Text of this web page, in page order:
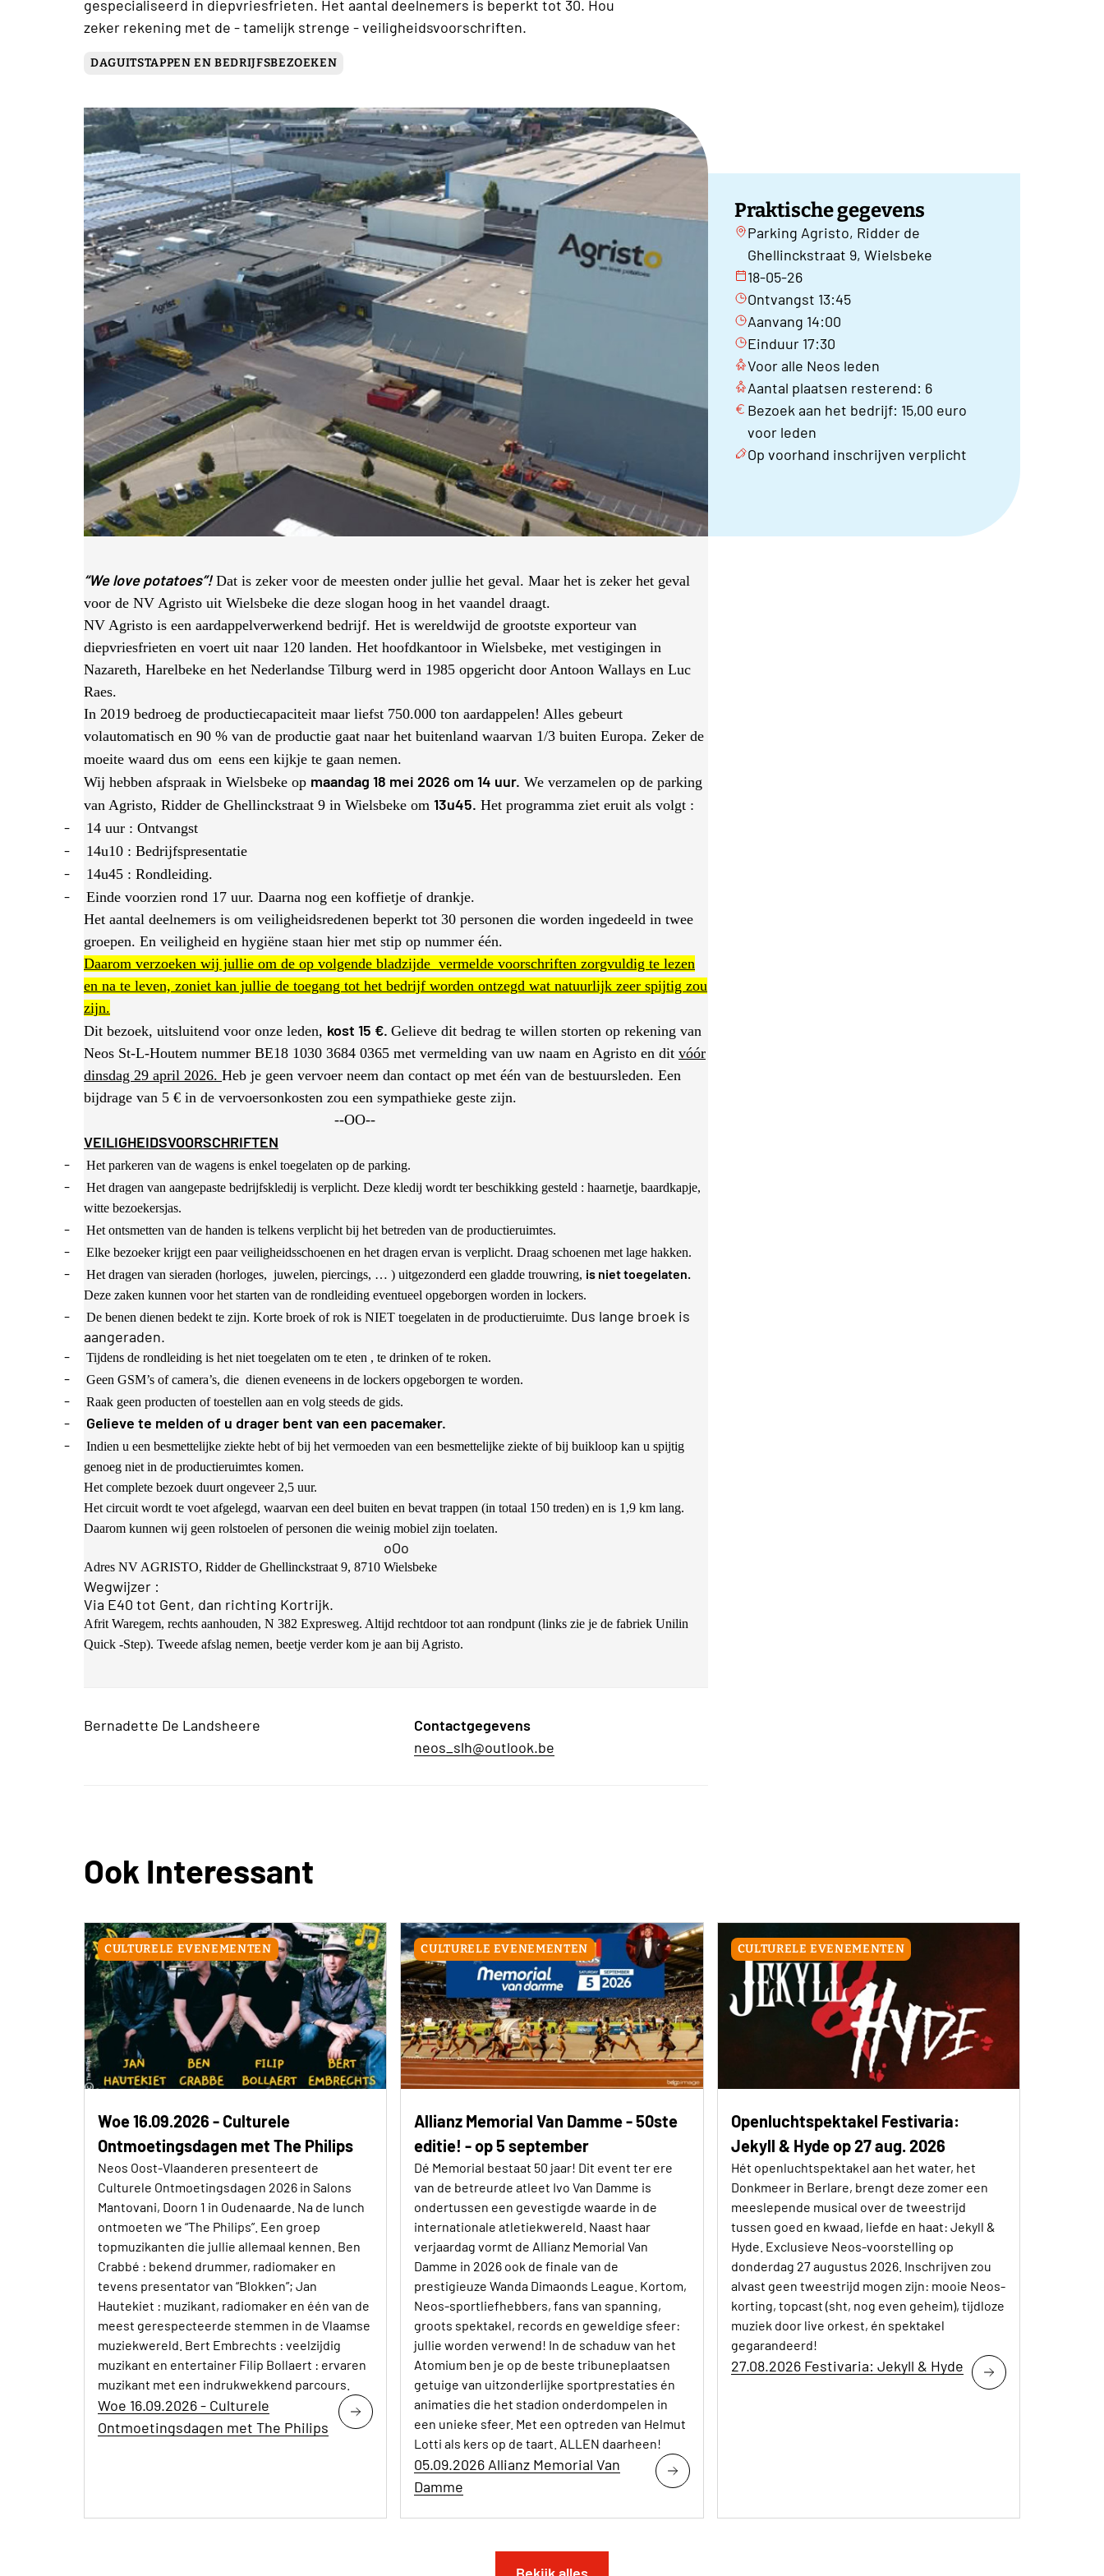
gespecialiseerd in diepvriesfrieten. Het aantal deelnemers is beperkt tot 30. Hou
zeker rekening met de - tamelijk strenge - veiligheidsvoorschriften.
DAGUITSTAPPEN EN BEDRIJFSBEZOEKEN
Praktische gegevens
Parking Agristo, Ridder de
Ghellinckstraat 9, Wielsbeke
18-05-26
Ontvangst 13:45
Aanvang 14:00
Einduur 17:30
Voor alle Neos leden
Aantal plaatsen resterend: 6
Bezoek aan het bedrijf: 15,00 euro
voor leden
Op voorhand inschrijven verplicht
“We love potatoes”!Dat is zeker voor de meesten onder jullie het geval. Maar het is zeker het geval
voor de NV Agristo uit Wielsbeke die deze slogan hoog in het vaandel draagt.
NV Agristo is een aardappelverwerkend bedrijf. Het is wereldwijd de grootste exporteur van
diepvriesfrieten en voert uit naar 120 landen. Het hoofdkantoor in Wielsbeke, met vestigingen in
Nazareth, Harelbeke en het Nederlandse Tilburg werd in 1985 opgericht door Antoon Wallays en Luc
Raes.
In 2019 bedroeg de productiecapaciteit maar liefst 750.000 ton aardappelen! Alles gebeurt
volautomatisch en 90 % van de productie gaat naar het buitenland waarvan 1/3 buiten Europa. Zeker de
moeite waard dus om eens een kijkje te gaan nemen.
Wij hebben afspraak in Wielsbeke op maandag 18 mei 2026 om 14 uur. We verzamelen op de parking
van Agristo, Ridder de Ghellinckstraat 9 in Wielsbeke om 13u45. Het programma ziet eruit als volgt :
- 14 uur : Ontvangst
- 14u10 : Bedrijfspresentatie
- 14u45 : Rondleiding.
-
Einde voorzien rond 17 uur. Daarna nog een koffietje of drankje.
Het aantal deelnemers is om veiligheidsredenen beperkt tot 30 personen die worden ingedeeld in twee
groepen. En veiligheid en hygiëne staan hier met stip op nummer één.
Daarom verzoeken wij jullie om de op volgende bladzijde vermelde voorschriften zorgvuldig te lezen
en na te leven, zoniet kan jullie de toegang tot het bedrijf worden ontzegd wat natuurlijk zeer spijtig zou
zijn.
Dit bezoek, uitsluitend voor onze leden, kost 15 €. Gelieve dit bedrag te willen storten op rekening van
Neos St-L-Houtem nummer BE18 1030 3684 0365 met vermelding van uw naam en Agristo en dit vóór
dinsdag 29 april 2026. Heb je geen vervoer neem dan contact op met één van de bestuursleden. Een
bijdrage van 5 € in de vervoersonkosten zou een sympathieke geste zijn.
--OO--
VEILIGHEIDSVOORSCHRIFTEN
-
Het parkeren van de wagens is enkel toegelaten op de parking.
-
Het dragen van aangepaste bedrijfskledij is verplicht. Deze kledij wordt ter beschikking gesteld : haarnetje, baardkapje,
witte bezoekersjas.
- Het ontsmetten van de handen is telkens verplicht bij het betreden van de productieruimtes.
- Elke bezoeker krijgt een paar veiligheidsschoenen en het dragen ervan is verplicht. Draag schoenen met lage hakken.
- Het dragen van sieraden (horloges, juwelen, piercings, … ) uitgezonderd een gladde trouwring, is niet toegelaten.
Deze zaken kunnen voor het starten van de rondleiding eventueel opgeborgen worden in lockers.
- De benen dienen bedekt te zijn. Korte broek of rok is NIET toegelaten in de productieruimte. Dus lange broek is
aangeraden.
-
Tijdens de rondleiding is het niet toegelaten om te eten , te drinken of te roken.
- Geen GSM’s of camera’s, die dienen eveneens in de lockers opgeborgen te worden.
- Raak geen producten of toestellen aan en volg steeds de gids.
-
Gelieve te melden of u drager bent van een pacemaker.
-
Indien u een besmettelijke ziekte hebt of bij het vermoeden van een besmettelijke ziekte of bij buikloop kan u spijtig
genoeg niet in de productieruimtes komen.
Het complete bezoek duurt ongeveer 2,5 uur.
Het circuit wordt te voet afgelegd, waarvan een deel buiten en bevat trappen (in totaal 150 treden) en is 1,9 km lang.
Daarom kunnen wij geen rolstoelen of personen die weinig mobiel zijn toelaten.
oOo
Adres NV AGRISTO, Ridder de Ghellinckstraat 9, 8710 Wielsbeke
Wegwijzer :
Via E40 tot Gent, dan richting Kortrijk.
Afrit Waregem, rechts aanhouden, N 382 Expresweg. Altijd rechtdoor tot aan rondpunt (links zie je de fabriek Unilin
Quick -Step). Tweede afslag nemen, beetje verder kom je aan bij Agristo.
Bernadette De Landsheere
Contactgegevens
neos_slh@outlook.be
Ook Interessant
CULTURELE EVENEMENTEN
Woe 16.09.2026 - Culturele
Ontmoetingsdagen met The Philips
Neos Oost-Vlaanderen presenteert de
Culturele Ontmoetingsdagen 2026 in Salons
Mantovani, Doorn 1 in Oudenaarde. Na de lunch
ontmoeten we “The Philips”. Een groep
topmuzikanten die jullie allemaal kennen. Ben
Crabbé : bekend drummer, radiomaker en
tevens presentator van “Blokken”; Jan
Hautekiet : muzikant, radiomaker en één van de
meest gerespecteerde stemmen in de Vlaamse
muziekwereld. Bert Embrechts : veelzijdig
muzikant en entertainer Filip Bollaert : ervaren
muzikant met een indrukwekkend parcours.
Woe 16.09.2026 - Culturele
Ontmoetingsdagen met The Philips
CULTURELE EVENEMENTEN
Allianz Memorial Van Damme - 50ste
editie! - op 5 september
Dé Memorial bestaat 50 jaar! Dit event ter ere
van de betreurde atleet Ivo Van Damme is
ondertussen een gevestigde waarde in de
internationale atletiekwereld. Naast haar
verjaardag vormt de Allianz Memorial Van
Damme in 2026 ook de finale van de
prestigieuze Wanda Dimaonds League. Kortom,
Neos-sportliefhebbers, fans van spanning,
groots spektakel, records en geweldige sfeer:
jullie worden verwend! In de schaduw van het
Atomium ben je op de beste tribuneplaatsen
getuige van uitzonderlijke sportprestaties én
animaties die het stadion onderdompelen in
een unieke sfeer. Met een optreden van Helmut
Lotti als kers op de taart. ALLEN daarheen!
05.09.2026 Allianz Memorial Van
Damme
CULTURELE EVENEMENTEN
Openluchtspektakel Festivaria:
Jekyll & Hyde op 27 aug. 2026
Hét openluchtspektakel aan het water, het
Donkmeer in Berlare, brengt deze zomer een
meeslepende musical over de tweestrijd
tussen goed en kwaad, liefde en haat: Jekyll &
Hyde. Exclusieve Neos-voorstelling op
donderdag 27 augustus 2026. Inschrijven zou
alvast geen tweestrijd mogen zijn: mooie Neos-
korting, topcast (sht, nog even geheim), tijdloze
muziek door live orkest, én spektakel
gegarandeerd!
27.08.2026 Festivaria: Jekyll & Hyde